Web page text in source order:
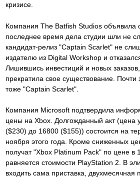
кризисе.
Компания The Batfish Studios объявила
последнее время дела студии шли не
кандидат-релиз "Captain Scarlet" не
издателю из Digital Workshop и
Лишившись инвестиций и новых
прекратила свое существование.
тоже "Captain Scarlet".
Компания Microsoft подтвердила
цены на Xbox. Долгожданный акт (цена
($230) до 16800 ($155)) состоится на
ноября этого года. Кроме сниженных
получат "Xbox Platinum Pack" по цене в
равняется стоимости PlayStation 2. В
входить сама приставка, двухмесячная